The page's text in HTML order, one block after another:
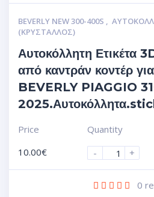
BEVERLY NEW 300-400S ,
(ΚΡΥΣΤΑΛΛΟΣ)
Αυτοκόλλητη Ετικέτα
από καντράν κοντέρ
BEVERLY PIAGGIO
Price
10.00€
Quantity
-
+
0